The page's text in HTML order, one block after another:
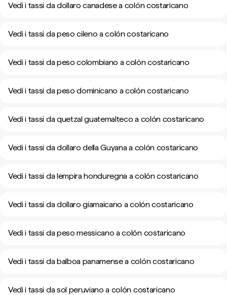
Vedi i tassi da dollaro canadese a colón costaricano
Vedi i tassi da peso cileno a colón costaricano
Vedi i tassi da peso colombiano a colón costaricano
Vedi i tassi da peso dominicano a colón costaricano
Vedi i tassi da quetzal guatemalteco a colón costaricano
Vedi i tassi da dollaro della Guyana a colón costaricano
Vedi i tassi da lempira honduregna a colón costaricano
Vedi i tassi da dollaro giamaicano a colón costaricano
Vedi i tassi da peso messicano a colón costaricano
Vedi i tassi da balboa panamense a colón costaricano
Vedi i tassi da sol peruviano a colón costaricano